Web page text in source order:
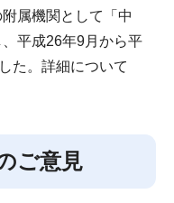
属機関として「中
平成26年9月から平
た。詳細について
ご意見